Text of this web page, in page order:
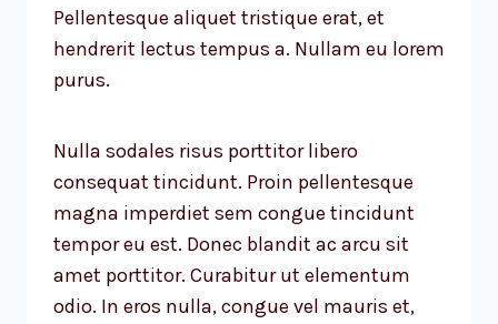
Pellentesque aliquet tristique erat, et
hendrerit lectus tempus a. Nullam eu lorem
purus.
Nulla sodales risus porttitor libero
consequat tincidunt. Proin pellentesque
magna imperdiet sem congue tincidunt
tempor eu est. Donec blandit ac arcu sit
amet porttitor. Curabitur ut elementum
odio. In eros nulla, congue vel mauris et,